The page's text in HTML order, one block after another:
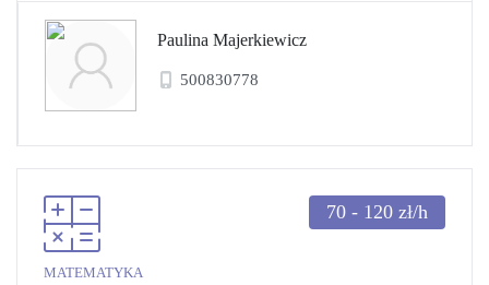
Paulina Majerkiewicz
500830778
MATEMATYKA
70 - 120 zł/h